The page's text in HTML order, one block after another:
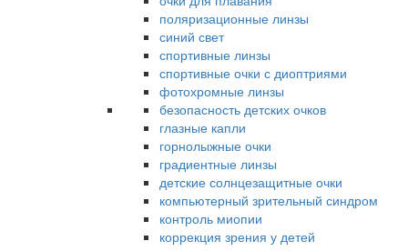
поляризационные линзы
синий свет
спортивные линзы
спортивные очки с диоптриями
фотохромные линзы
безопасность детских очков
глазные капли
горнолыжные очки
градиентные линзы
детские солнцезащитные очки
компьютерный зрительный синдром
контроль миопии
коррекция зрения у детей